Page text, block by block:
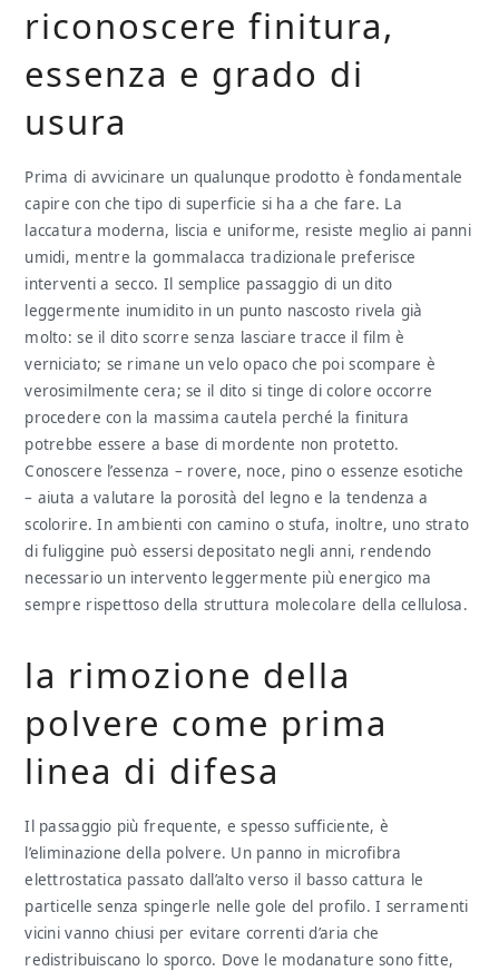
riconoscere finitura,
essenza e grado di
usura
Prima di avvicinare un qualunque prodotto è fondamentale
capire con che tipo di superficie si ha a che fare. La
laccatura moderna, liscia e uniforme, resiste meglio ai panni
umidi, mentre la gommalacca tradizionale preferisce
interventi a secco. Il semplice passaggio di un dito
leggermente inumidito in un punto nascosto rivela già
molto: se il dito scorre senza lasciare tracce il film è
verniciato; se rimane un velo opaco che poi scompare è
verosimilmente cera; se il dito si tinge di colore occorre
procedere con la massima cautela perché la finitura
potrebbe essere a base di mordente non protetto.
Conoscere l’essenza – rovere, noce, pino o essenze esotiche
– aiuta a valutare la porosità del legno e la tendenza a
scolorire. In ambienti con camino o stufa, inoltre, uno strato
di fuliggine può essersi depositato negli anni, rendendo
necessario un intervento leggermente più energico ma
sempre rispettoso della struttura molecolare della cellulosa.
la rimozione della
polvere come prima
linea di difesa
Il passaggio più frequente, e spesso sufficiente, è
l’eliminazione della polvere. Un panno in microfibra
elettrostatica passato dall’alto verso il basso cattura le
particelle senza spingerle nelle gole del profilo. I serramenti
vicini vanno chiusi per evitare correnti d’aria che
redistribuiscano lo sporco. Dove le modanature sono fitte,